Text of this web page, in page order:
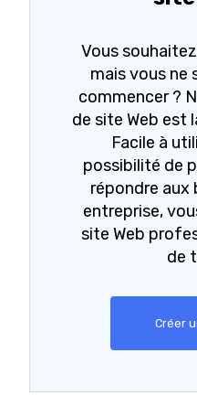
Vous
mais vous ne
commencer ?
de site Web est
Facile à
possibilité de
répondre aux
entreprise,
site Web
de
Créer